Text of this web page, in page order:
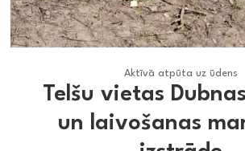
Aktīvā atpūta uz ūdens
Telšu vietas
un laivošanas